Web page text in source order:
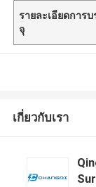
รายละเอียดการบ
จุ
เกี่ยวกับเรา